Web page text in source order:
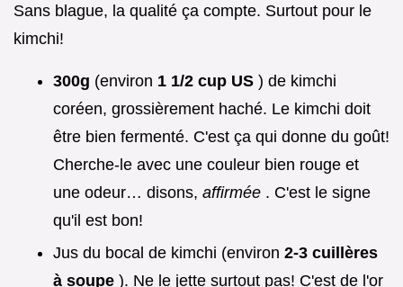
Sans blague, la qualité ça compte. Surtout pour le
kimchi!
300g (environ 1 1/2 cup US ) de kimchi
coréen, grossièrement haché. Le kimchi doit
être bien fermenté. C'est ça qui donne du goût!
Cherche-le avec une couleur bien rouge et
une odeur… disons, affirmée . C'est le signe
qu'il est bon!
Jus du bocal de kimchi (environ 2-3 cuillères
à soupe ). Ne le jette surtout pas! C'est de l'or